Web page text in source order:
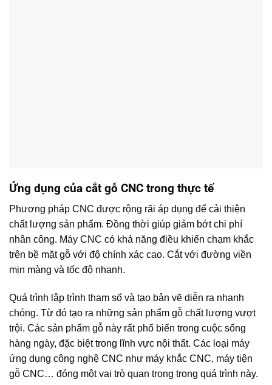
Ứng dụng của cắt gỗ CNC trong thực tế
Phương pháp CNC được rộng rãi áp dụng để cải thiện
chất lượng sản phẩm. Đồng thời giúp giảm bớt chi phí
nhân công. Máy CNC có khả năng điều khiển chạm khắc
trên bề mặt gỗ với độ chính xác cao. Cắt với đường viền
mịn màng và tốc độ nhanh.
Quá trình lập trình tham số và tạo bản vẽ diễn ra nhanh
chóng. Từ đó tạo ra những sản phẩm gỗ chất lượng vượt
trội. Các sản phẩm gỗ này rất phổ biến trong cuộc sống
hàng ngày, đặc biệt trong lĩnh vực nội thất. Các loại máy
ứng dụng công nghệ CNC như máy khắc CNC, máy tiện
gỗ CNC… đóng một vai trò quan trọng trong quá trình này.